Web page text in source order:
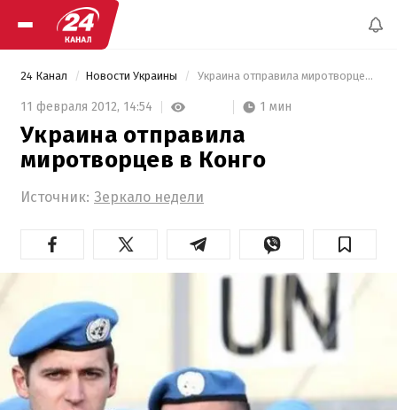
24 Канал Новости Украины Украина отправила миротворцев в Конго
11 февраля 2012, 14:54 1 мин
Украина отправила
миротворцев в Конго
Источник: Зеркало недели